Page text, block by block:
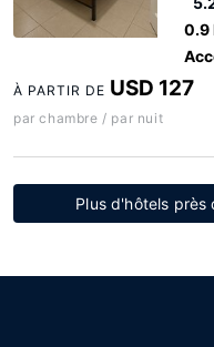
0.9
À PARTIR DE USD 127
par chambre / par nuit
Plus d'hôtels près